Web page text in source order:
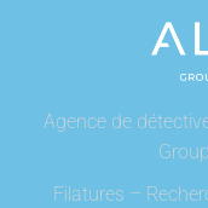
Agence de
Filatures –